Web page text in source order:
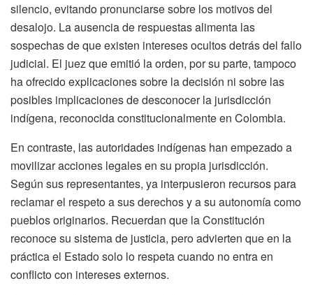
silencio, evitando pronunciarse sobre los motivos del
desalojo. La ausencia de respuestas alimenta las
sospechas de que existen intereses ocultos detrás del fallo
judicial. El juez que emitió la orden, por su parte, tampoco
ha ofrecido explicaciones sobre la decisión ni sobre las
posibles implicaciones de desconocer la jurisdicción
indígena, reconocida constitucionalmente en Colombia.
En contraste, las autoridades indígenas han empezado a
movilizar acciones legales en su propia jurisdicción.
Según sus representantes, ya interpusieron recursos para
reclamar el respeto a sus derechos y a su autonomía como
pueblos originarios. Recuerdan que la Constitución
reconoce su sistema de justicia, pero advierten que en la
práctica el Estado solo lo respeta cuando no entra en
conflicto con intereses externos.